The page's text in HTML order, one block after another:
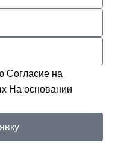
Согласие на
На основании